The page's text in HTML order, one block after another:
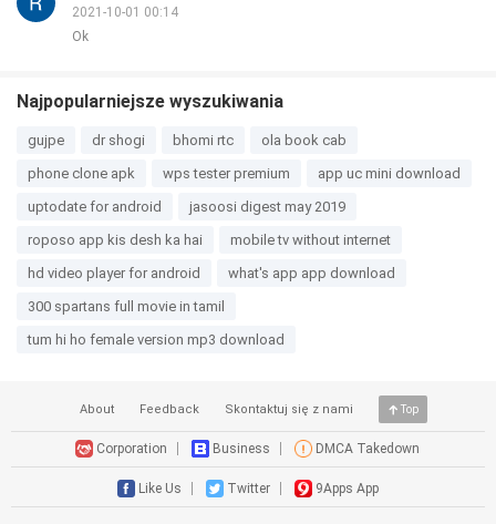
2021-10-01 00:14
Ok
Najpopularniejsze wyszukiwania
gujpe dr shogi bhomi rtc
ola book cab
phone clone apk
wps tester premium
app uc mini download
uptodate for android
jasoosi digest may 2019
roposo app kis desh ka hai
mobile tv without internet
hd video player for android
what's app app download
300 spartans full movie in tamil
tum hi ho female version mp3 download
About Feedback Skontaktuj się z nami Top
Corporation Business DMCA Takedown
Like Us Twitter 9Apps App